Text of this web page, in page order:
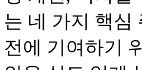
는 네 가지 핵심
전에 기여하기